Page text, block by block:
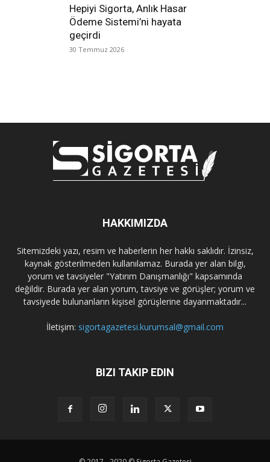
Hepiyi Sigorta, Anlık Hasar
Ödeme Sistemi’ni hayata
geçirdi
30 Temmuz 2026
HAKKIMIZDA
Sitemizdeki yazı, resim ve haberlerin her hakkı saklıdır. İzinsiz,
kaynak gösterilmeden kullanılamaz. Burada yer alan bilgi,
yorum ve tavsiyeler "Yatırım Danışmanlığı" kapsamında
değildir. Burada yer alan yorum, tavsiye ve görüşler; yorum ve
tavsiyede bulunanların kişisel görüşlerine dayanmaktadır...
İletişim: sigortagazetesi.kurumsal@gmail.com
BIZI TAKIP EDIN